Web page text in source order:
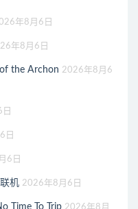
年8月6日
年8月6日
the Archon 2026年8月6
日
6日
机 2026年8月6日
Time To Trip